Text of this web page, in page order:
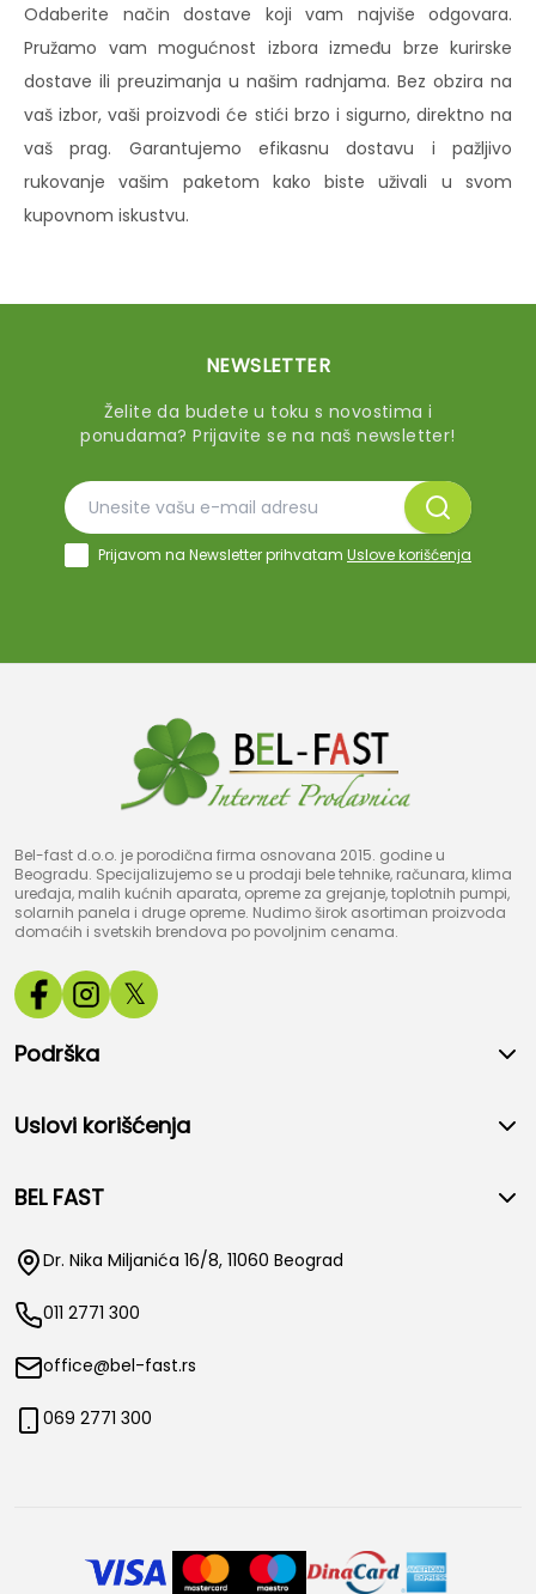
Odaberite način dostave koji vam najviše odgovara.
Pružamo vam mogućnost izbora između brze kurirske
dostave ili preuzimanja u našim radnjama. Bez obzira na
vaš izbor, vaši proizvodi će stići brzo i sigurno, direktno na
vaš prag. Garantujemo efikasnu dostavu i pažljivo
rukovanje vašim paketom kako biste uživali u svom
kupovnom iskustvu.
NEWSLETTER
Želite da budete u toku s novostima i
ponudama? Prijavite se na naš newsletter!
Prijavom na Newsletter prihvatam Uslove korišćenja
Bel-fast d.o.o. je porodična firma osnovana 2015. godine u
Beogradu. Specijalizujemo se u prodaji bele tehnike, računara, klima
uređaja, malih kućnih aparata, opreme za grejanje, toplotnih pumpi,
solarnih panela i druge opreme. Nudimo širok asortiman proizvoda
domaćih i svetskih brendova po povoljnim cenama.
𝕏
Podrška
Uslovi korišćenja
BEL FAST
Dr. Nika Miljanića 16/8, 11060 Beograd
011 2771 300
office@bel-fast.rs
069 2771 300